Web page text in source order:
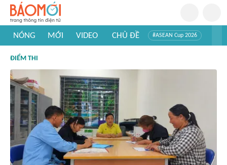
NÓNG MỚI VIDEO CHỦ ĐỀ #ASEAN Cup 2026
#Khám phá thế giới
ĐIỂM THI